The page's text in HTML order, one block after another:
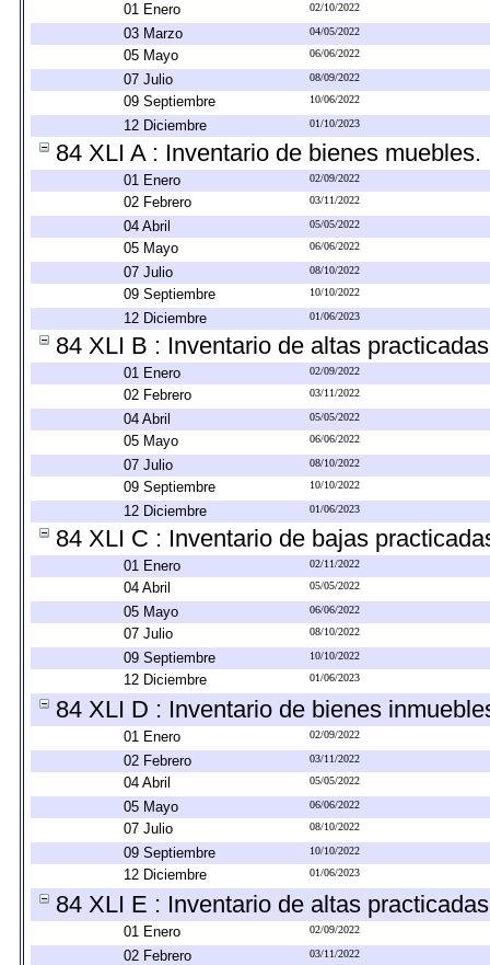
01 Enero 02/10/2022
03 Marzo 04/05/2022
05 Mayo 06/06/2022
07 Julio 08/09/2022
09 Septiembre 10/06/2022
12 Diciembre 01/10/2023
84 XLI A : Inventario de bienes muebles.
01 Enero 02/09/2022
02 Febrero 03/11/2022
04 Abril 05/05/2022
05 Mayo 06/06/2022
07 Julio 08/10/2022
09 Septiembre 10/10/2022
12 Diciembre 01/06/2023
84 XLI B : Inventario de altas
01 Enero 02/09/2022
02 Febrero 03/11/2022
04 Abril 05/05/2022
05 Mayo 06/06/2022
07 Julio 08/10/2022
09 Septiembre 10/10/2022
12 Diciembre 01/06/2023
84 XLI C : Inventario de bajas
01 Enero 02/11/2022
04 Abril 05/05/2022
05 Mayo 06/06/2022
07 Julio 08/10/2022
09 Septiembre 10/10/2022
12 Diciembre 01/06/2023
84 XLI D : Inventario de bienes
01 Enero 02/09/2022
02 Febrero 03/11/2022
04 Abril 05/05/2022
05 Mayo 06/06/2022
07 Julio 08/10/2022
09 Septiembre 10/10/2022
12 Diciembre 01/06/2023
84 XLI E : Inventario de altas
01 Enero 02/09/2022
02 Febrero 03/11/2022